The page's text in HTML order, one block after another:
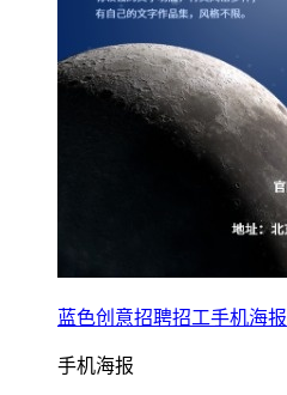
蓝色创意招聘招工手机海报
手机海报